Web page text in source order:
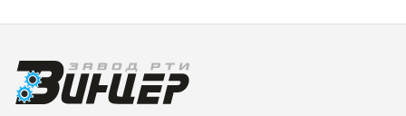
Спецпредложения
Доставка и оплата